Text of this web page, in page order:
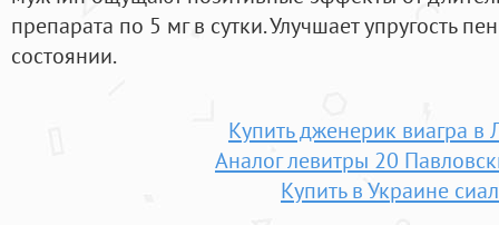
препарата по 5 мг в сутки. Улучшает упругость
состоянии.
Купить дженерик виагра в
Аналог левитры 20
Купить в Украине